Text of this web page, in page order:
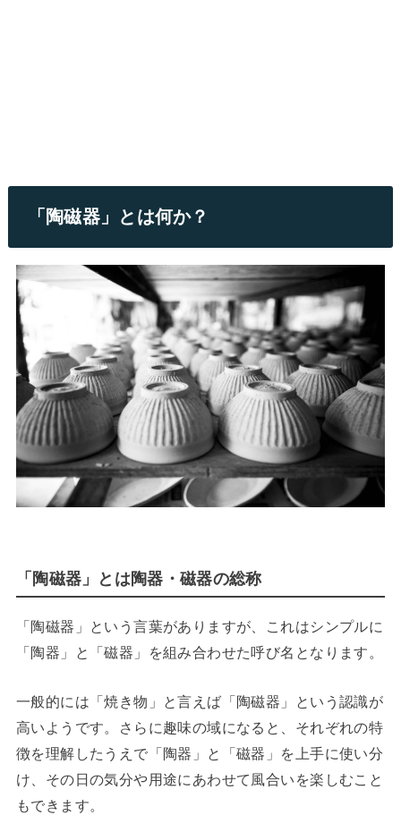
「陶磁器」とは何か？
「陶磁器」とは陶器・磁器の総称
「陶磁器」という言葉がありますが、これはシンプルに
「陶器」と「磁器」を組み合わせた呼び名となります。
一般的には「焼き物」と言えば「陶磁器」という認識が
高いようです。さらに趣味の域になると、それぞれの特
徴を理解したうえで「陶器」と「磁器」を上手に使い分
け、その日の気分や用途にあわせて風合いを楽しむこと
もできます。